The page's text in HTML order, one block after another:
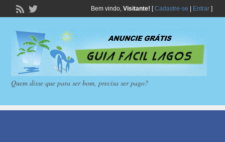
Bem vindo, Visitante! [Cadastre-se Entrar]
Quem disse que para ser bom, precisa ser pago?